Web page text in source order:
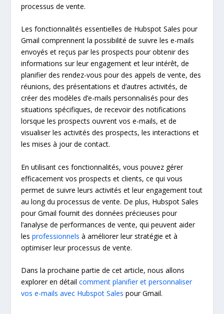
processus de vente.
Les fonctionnalités essentielles de Hubspot Sales pour
Gmail comprennent la possibilité de suivre les e-mails
envoyés et reçus par les prospects pour obtenir des
informations sur leur engagement et leur intérêt, de
planifier des rendez-vous pour des appels de vente, des
réunions, des présentations et d’autres activités, de
créer des modèles d’e-mails personnalisés pour des
situations spécifiques, de recevoir des notifications
lorsque les prospects ouvrent vos e-mails, et de
visualiser les activités des prospects, les interactions et
les mises à jour de contact.
En utilisant ces fonctionnalités, vous pouvez gérer
efficacement vos prospects et clients, ce qui vous
permet de suivre leurs activités et leur engagement tout
au long du processus de vente. De plus, Hubspot Sales
pour Gmail fournit des données précieuses pour
l’analyse de performances de vente, qui peuvent aider
lesprofessionnels à améliorer leur stratégie et à
optimiser leur processus de vente.
Dans la prochaine partie de cet article, nous allons
explorer en détailcomment planifier et personnaliser
vos e-mails avec Hubspot Sales pour Gmail.